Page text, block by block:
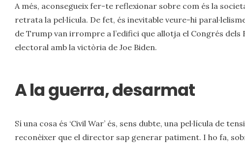
A més, aconsegueix fer-te reflexionar sobre com és la
retrata la pel·lícula. De fet, és inevitable veure-hi
de Trump van irrompre a l’edifici que allotja el Congrés
electoral amb la victòria de Joe Biden.
A la guerra, desarmat
Sí una cosa és ‘Civil War’ és, sens dubte, una pel·lícula de
reconèixer que el director sap generar patiment. I ho fa,